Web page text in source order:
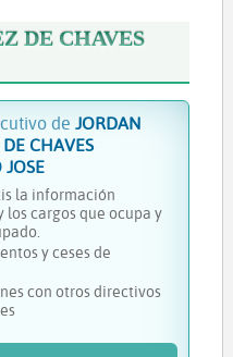
DE CHAVES
de JORDAN
CHAVES
JOSE
la información
los cargos que ocupa y
y ceses de
con otros directivos